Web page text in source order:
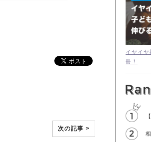
次の記事 >
イヤイ
冊！